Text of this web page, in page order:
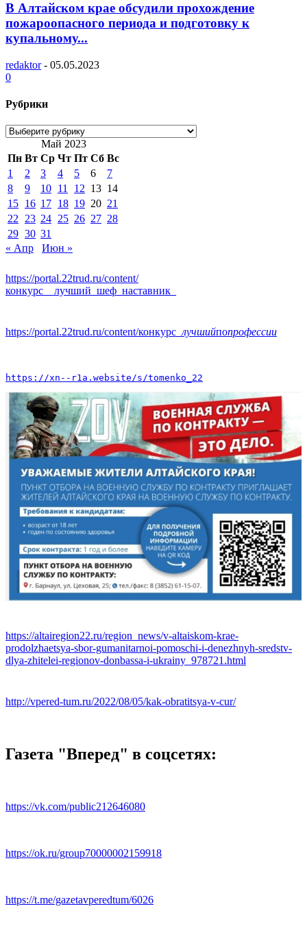
В Алтайском крае обсудили прохождение
пожароопасного периода и подготовку к
купальному...
redaktor - 05.05.2023
0
Рубрики
Рубрики
Май 2023
Пн Вт Ср Чт Пт Сб Вс
1
2 3 4 5 6
7
8
9 10 11 12 13 14
15 16 17 18 19 20 21
22 23 24 25 26 27 28
29 30 31
« Апр
Июн »
https://portal.22trud.ru/content/
конкурс__лучший_шеф_наставник_
https://portal.22trud.ru/content/конкурс _лучшийпопрофессии
https://xn--r1a.website/s/tomenko_22
https://altairegion22.ru/region_news/v-altaiskom-krae-
prodolzhaetsya-sbor-gumanitarnoi-pomoschi-i-denezhnyh-sredstv-
dlya-zhitelei-regionov-donbassa-i-ukrainy_978721.html
http://vpered-tum.ru/2022/08/05/kak-obratitsya-v-cur/
Газета "Вперед" в соцсетях:
https://vk.com/public212646080
https://ok.ru/group70000002159918
https://t.me/gazetavperedtum/6026